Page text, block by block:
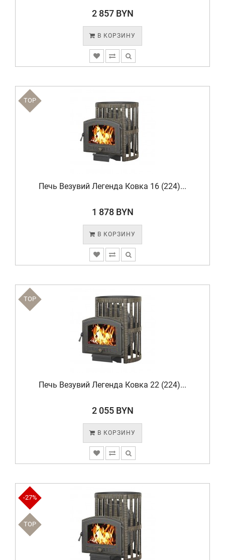
2 857 BYN
В КОРЗИНУ
TOP
Печь Везувий Легенда Ковка 16 (224)...
1 878 BYN
В КОРЗИНУ
TOP
Печь Везувий Легенда Ковка 22 (224)...
2 055 BYN
В КОРЗИНУ
-27%
TOP